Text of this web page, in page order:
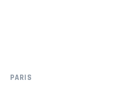
PARIS